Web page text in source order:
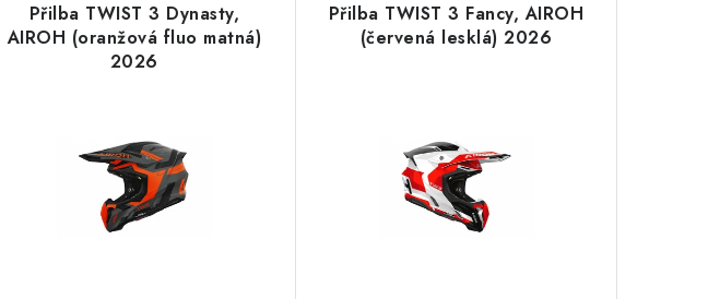
Přilba TWIST 3 Dynasty,
AIROH (oranžová fluo matná)
2026
Přilba TWIST 3 Fancy, AIROH
(červená lesklá) 2026